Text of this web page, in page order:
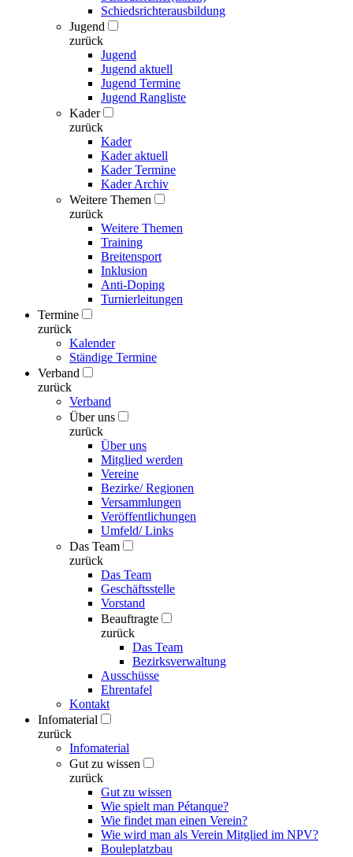
Schiedsrichterausbildung
Jugend
zurück
Jugend
Jugend aktuell
Jugend Termine
Jugend Rangliste
Kader
zurück
Kader
Kader aktuell
Kader Termine
Kader Archiv
Weitere Themen
zurück
Weitere Themen
Training
Breitensport
Inklusion
Anti-Doping
Turnierleitungen
Termine
zurück
Kalender
Ständige Termine
Verband
zurück
Verband
Über uns
zurück
Über uns
Mitglied werden
Vereine
Bezirke/ Regionen
Versammlungen
Veröffentlichungen
Umfeld/ Links
Das Team
zurück
Das Team
Geschäftsstelle
Vorstand
Beauftragte
zurück
Das Team
Bezirksverwaltung
Ausschüsse
Ehrentafel
Kontakt
Infomaterial
zurück
Infomaterial
Gut zu wissen
zurück
Gut zu wissen
Wie spielt man Pétanque?
Wie findet man einen Verein?
Wie wird man als Verein Mitglied im NPV?
Bouleplatzbau